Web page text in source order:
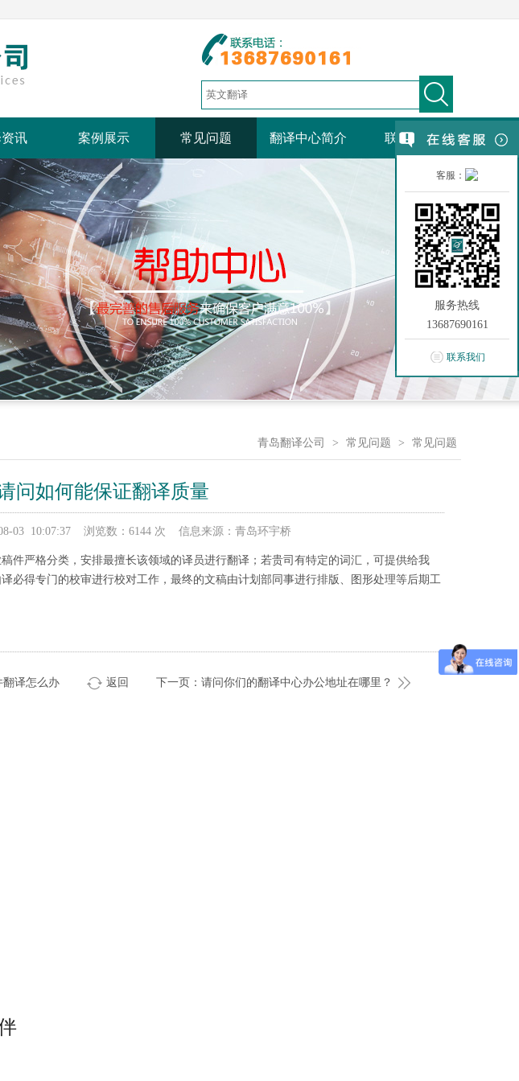
客服：
服务热线
13687690161
联系我们
讯 案例展示 常见问题 翻译中心简介 联系我们
青岛翻译公司 > 常见问题 > 常见问题
问如何能保证翻译质量
03 10:07:37 浏览数：6144 次 信息来源：青岛环宇桥
件严格分类，安排最擅长该领域的译员进行翻译；若贵司有特定的词汇，可提供给我
必得专门的校审进行校对工作，最终的文稿由计划部同事进行排版、图形处理等后期工
翻译怎么办 返回 下一页：请问你们的翻译中心办公地址在哪里？